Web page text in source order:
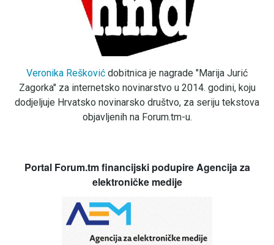
Veronika Rešković dobitnica je nagrade "Marija Jurić
Zagorka" za internetsko novinarstvo u 2014. godini, koju
dodjeljuje Hrvatsko novinarsko društvo, za seriju tekstova
objavljenih na Forum.tm-u.
Portal Forum.tm financijski podupire Agencija za
elektroničke medije